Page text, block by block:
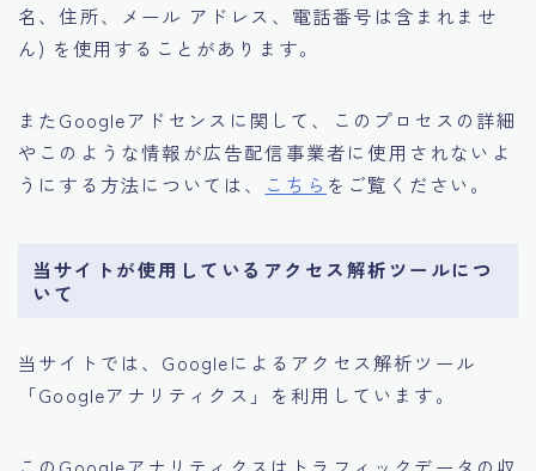
名、住所、メール アドレス、電話番号は含まれませ
ん) を使用することがあります。
またGoogleアドセンスに関して、このプロセスの詳細
やこのような情報が広告配信事業者に使用されないよ
うにする方法については、
こちら をご覧ください。
当サイトが使用しているアクセス解析ツールにつ
いて
当サイトでは、Googleによるアクセス解析ツール
「Googleアナリティクス」を利用しています。
このGoogleアナリティクスはトラフィックデータの収